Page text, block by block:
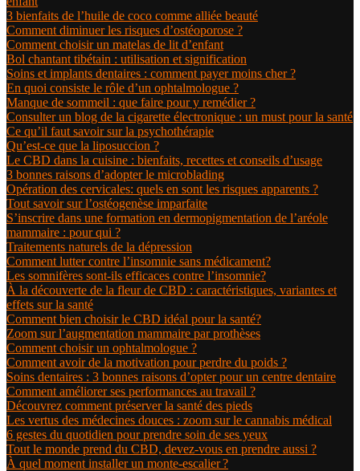
3 bienfaits de l’huile de coco comme alliée beauté
Comment diminuer les risques d’ostéoporose ?
Comment choisir un matelas de lit d’enfant
Bol chantant tibétain : utilisation et signification
Soins et implants dentaires : comment payer moins cher ?
En quoi consiste le rôle d’un ophtalmologue ?
Manque de sommeil : que faire pour y remédier ?
Consulter un blog de la cigarette électronique : un must pour la santé
Ce qu’il faut savoir sur la psychothérapie
Qu’est-ce que la liposuccion ?
Le CBD dans la cuisine : bienfaits, recettes et conseils d’usage
3 bonnes raisons d’adopter le microblading
Opération des cervicales: quels en sont les risques apparents ?
Tout savoir sur l’ostéogenèse imparfaite
S’inscrire dans une formation en dermopigmentation de l’aréole
mammaire : pour qui ?
Traitements naturels de la dépression
Comment lutter contre l’insomnie sans médicament?
Les somnifères sont-ils efficaces contre l’insomnie?
À la découverte de la fleur de CBD : caractéristiques, variantes et
effets sur la santé
Comment bien choisir le CBD idéal pour la santé?
Zoom sur l’augmentation mammaire par prothèses
Comment choisir un ophtalmologue ?
Comment avoir de la motivation pour perdre du poids ?
Soins dentaires : 3 bonnes raisons d’opter pour un centre dentaire
Comment améliorer ses performances au travail ?
Découvrez comment préserver la santé des pieds
Les vertus des médecines douces : zoom sur le cannabis médical
6 gestes du quotidien pour prendre soin de ses yeux
Tout le monde prend du CBD, devez-vous en prendre aussi ?
À quel moment installer un monte-escalier ?